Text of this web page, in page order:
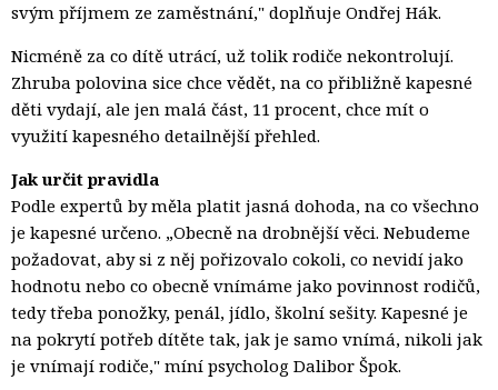
svým příjmem ze zaměstnání," doplňuje Ondřej Hák.
Nicméně za co dítě utrácí, už tolik rodiče nekontrolují.
Zhruba polovina sice chce vědět, na co přibližně kapesné
děti vydají, ale jen malá část, 11 procent, chce mít o
využití kapesného detailnější přehled.
Jak určit pravidla
Podle expertů by měla platit jasná dohoda, na co všechno
je kapesné určeno. „Obecně na drobnější věci. Nebudeme
požadovat, aby si z něj pořizovalo cokoli, co nevidí jako
hodnotu nebo co obecně vnímáme jako povinnost rodičů,
tedy třeba ponožky, penál, jídlo, školní sešity. Kapesné je
na pokrytí potřeb dítěte tak, jak je samo vnímá, nikoli jak
je vnímají rodiče," míní psycholog Dalibor Špok.